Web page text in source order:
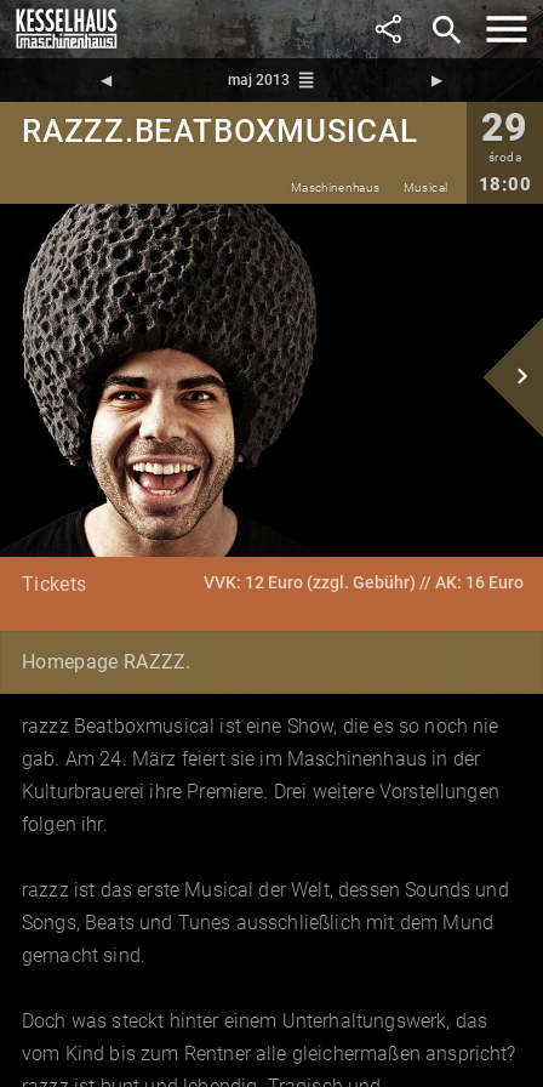
search
◀︎ maj 2013 reorder ▶︎
RAZZZ.BEATBOXMUSICAL 29
środa
18:00
Maschinenhaus Musical
navigate_next
Tickets VVK: 12 Euro (zzgl. Gebühr) // AK: 16 Euro
Homepage RAZZZ.
razzz Beatboxmusical ist eine Show, die es so noch nie
gab. Am 24. März feiert sie im Maschinenhaus in der
Kulturbrauerei ihre Premiere. Drei weitere Vorstellungen
folgen ihr.
razzz ist das erste Musical der Welt, dessen Sounds und
Songs, Beats und Tunes ausschließlich mit dem Mund
gemacht sind.
Doch was steckt hinter einem Unterhaltungswerk, das
vom Kind bis zum Rentner alle gleichermaßen anspricht?